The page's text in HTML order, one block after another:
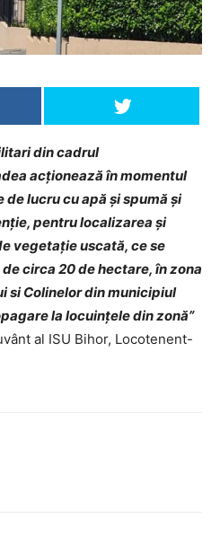
din cadrul
acționează în momentul
lucru cu apă și spumă și
pentru localizarea și
vegetație uscată, ce se
circa 20 de hectare, în zona
si Colinelor din municipiul
la locuințele din zonă”
al ISU Bihor, Locotenent-